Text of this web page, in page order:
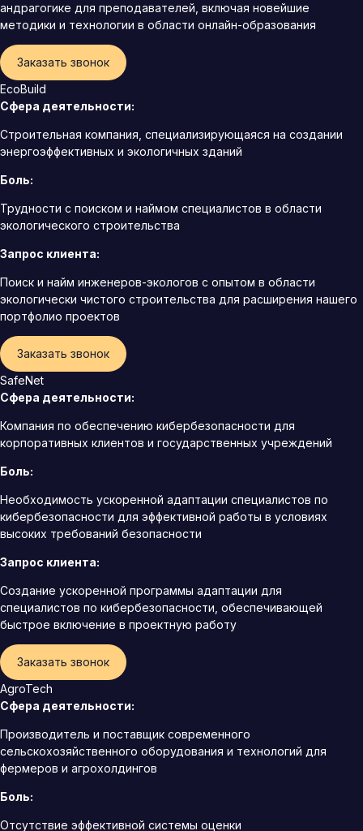
андрагогике для преподавателей, включая новейшие
методики и технологии в области онлайн-образования
Заказать звонок
EcoBuild
Сфера деятельности:
Строительная компания, специализирующаяся на создании
энергоэффективных и экологичных зданий
Боль:
Трудности с поиском и наймом специалистов в области
экологического строительства
Запрос клиента:
Поиск и найм инженеров-экологов с опытом в области
экологически чистого строительства для расширения нашего
портфолио проектов
Заказать звонок
SafeNet
Сфера деятельности:
Компания по обеспечению кибербезопасности для
корпоративных клиентов и государственных учреждений
Боль:
Необходимость ускоренной адаптации специалистов по
кибербезопасности для эффективной работы в условиях
высоких требований безопасности
Запрос клиента:
Создание ускоренной программы адаптации для
специалистов по кибербезопасности, обеспечивающей
быстрое включение в проектную работу
Заказать звонок
AgroTech
Сфера деятельности:
Производитель и поставщик современного
сельскохозяйственного оборудования и технологий для
фермеров и агрохолдингов
Боль:
Отсутствие эффективной системы оценки